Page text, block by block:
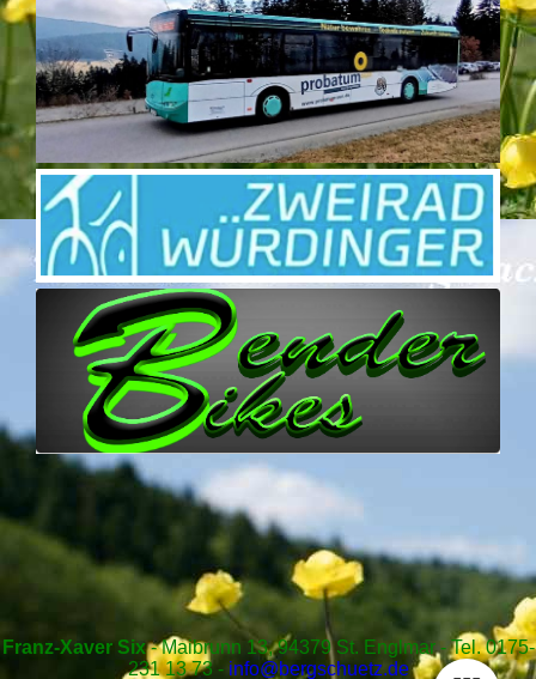
Franz-Xaver Six- Maibrunn 13, 94379 St. Englmar - Tel. 0175-
231 13 73 - info@bergschuetz.de